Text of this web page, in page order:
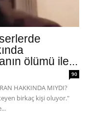
ölümü ile...
90
HAKKINDA MIYDI?
birkaç kişi oluyor."